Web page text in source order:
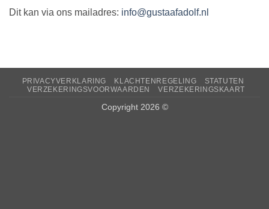
Dit kan via ons mailadres: info@gustaafadolf.nl
PRIVACYVERKLARING KLACHTENREGELING
STATUTEN
VERZEKERINGSVOORWAARDEN
VERZEKERINGSKAART
Copyright 2026 ©